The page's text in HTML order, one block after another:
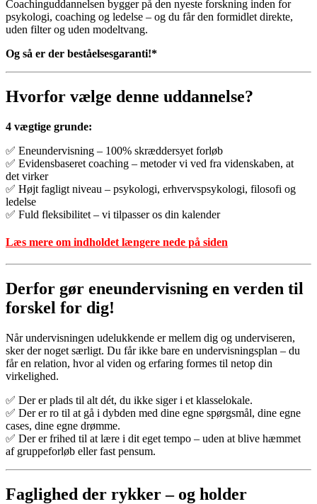
Coachinguddannelsen byggerpå den nyeste forskning inden for
psykologi, coaching og ledelse – og du fården formidlet direkte,
uden filterog uden modeltvang.
Og så er der beståelsesgaranti!*
Hvorfor vælge denne uddannelse?
4 vægtige grunde:
✅ Eneundervisning – 100% skræddersyet forløb
✅ Evidensbaseret coaching – metoder vi ved fra videnskaben, at
det virker
✅ Højt fagligt niveau – psykologi, erhvervspsykologi, filosofi og
ledelse
✅ Fuld fleksibilitet – vi tilpasseros din kalender
Læs mere om indholdet længere nede på siden
Derfor gør eneundervisning en verden til
forskel for dig!
Nårundervisningen udelukkende ermellem dig og underviseren,
skerdernoget særligt. Du fårikke bare en undervisningsplan – du
fåren relation, hvoral viden og erfaring formes til netop din
virkelighed.
✅ Dererplads til alt dét, du ikke sigeri et klasselokale.
✅ Dererro til at gå i dybden med dine egne spørgsmål, dine egne
cases, dine egne drømme.
✅ Dererfrihed til at lære i dit eget tempo – uden at blive hæmmet
af gruppeforløb ellerfast pensum.
Faglighed der rykker – og holder